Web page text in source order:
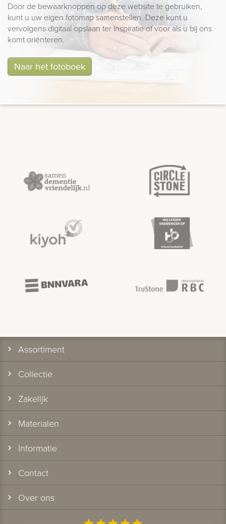
Door de bewaarknoppen op deze website te gebruiken,
kunt u uw eigen fotomap samenstellen. Deze kunt u
vervolgens digitaal opslaan ter inspiratie of voor als u bij ons
komt oriënteren.
Naar het fotoboek
Assortiment
Collectie
Zakelijk
Materialen
Informatie
Contact
Over ons